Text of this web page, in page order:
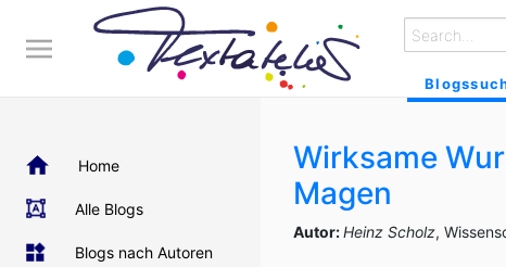
Home
Alle Blogs
Blogs nach Autoren
Wirksame
Magen
Autor:Heinz Scholz,